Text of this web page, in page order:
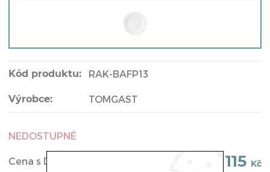
Kód produktu: RAK-BAFP13
Výrobce: TOMGAST
NEDOSTUPNÉ
Cena s DPH: 115 Kč